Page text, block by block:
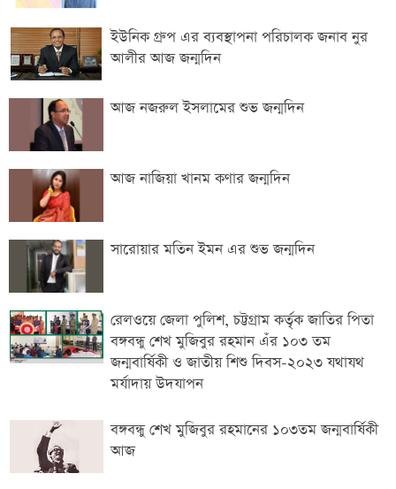
ইউনিক গ্রুপ এর ব্যবস্থাপনা পরিচালক জনাব নুর
আলীর আজ জন্মদিন
আজ নজরুল ইসলামের শুভ জন্মদিন
আজ নাজিয়া খানম কণার জন্মদিন
সারোয়ার মতিন ইমন এর শুভ জন্মদিন
রেলওয়ে জেলা পুলিশ, চট্টগ্রাম কর্তৃক জাতির পিতা
বঙ্গবন্ধু শেখ মুজিবুর রহমান এঁর ১০৩ তম
জন্মবার্ষিকী ও জাতীয় শিশু দিবস-২০২৩ যথাযথ
মর্যাদায় উদযাপন
বঙ্গবন্ধু শেখ মুজিবুর রহমানের ১০৩তম জন্মবার্ষিকী
আজ